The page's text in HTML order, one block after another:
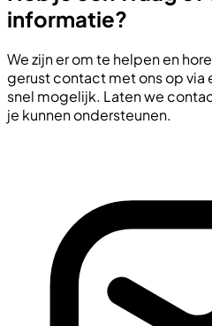
informatie?
We zijn er om te helpen en
gerust contact met ons op via
snel mogelijk. Laten we
je kunnen ondersteunen.